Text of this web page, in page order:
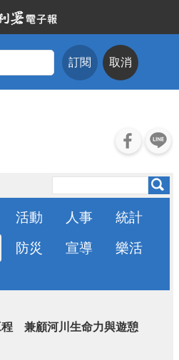
訂閱 取消
活動 人事 統計
防災 宣導 樂活
程 兼顧河川生命力與遊憩